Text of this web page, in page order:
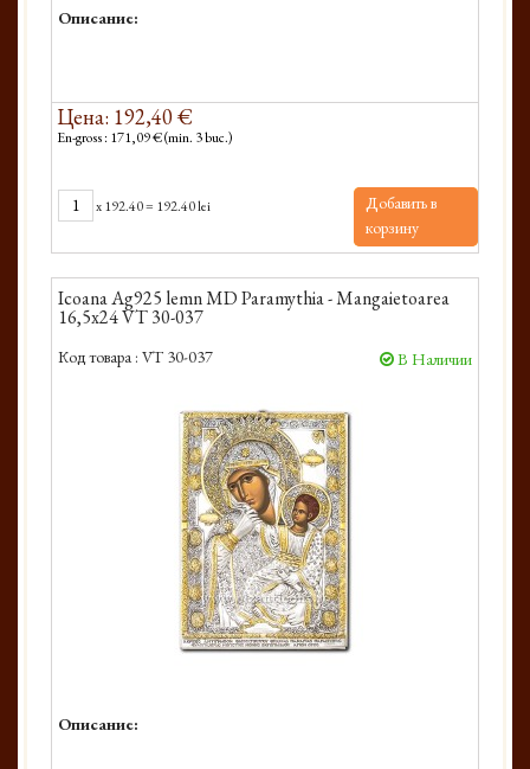
Описание:
Цена: 192,40 €
En-gross : 171,09 € (min. 3 buc.)
x192.40= 192.40 lei
Добавить в
корзину
Icoana Ag925 lemn MD Paramythia - Mangaietoarea
16,5x24 VT 30-037
Код товара : VT 30-037 В Наличии
Описание: